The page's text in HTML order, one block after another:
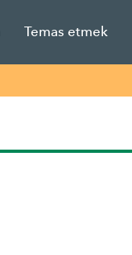
Temas etmek